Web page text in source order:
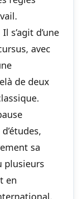
s’agit d’une
avec
de deux
sa
plusieurs
en